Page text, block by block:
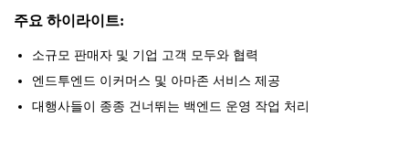
주요 하이라이트:
소규모 판매자 및 기업 고객 모두와 협력
엔드투엔드 이커머스 및 아마존 서비스 제공
대행사들이 종종 건너뛰는 백엔드 운영 작업 처리